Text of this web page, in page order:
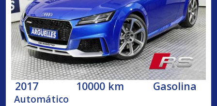
2017 10000 km Gasolina
Automático